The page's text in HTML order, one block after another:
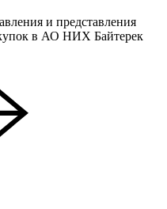
и представления
в АО НИХ Байтерек